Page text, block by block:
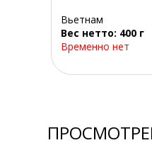
Вьетнам
Вес нетто: 400 г
Временно нет